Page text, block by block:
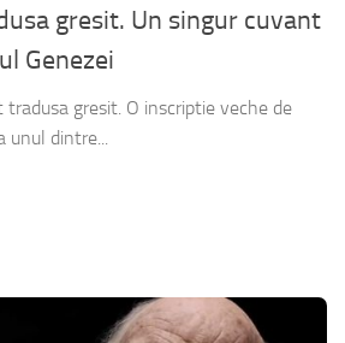
gresit. Un singur cuvant
Genezei
tradusa gresit. O inscriptie veche de
unul dintre...